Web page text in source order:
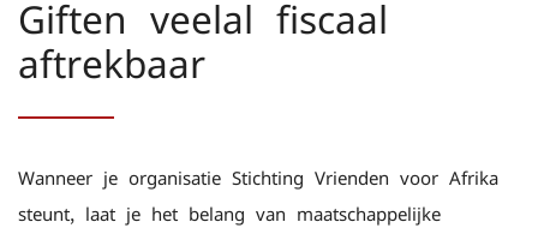
Giften veelal fiscaal
aftrekbaar
Wanneer je organisatie Stichting Vrienden voor Afrika
steunt, laat je het belang van maatschappelijke